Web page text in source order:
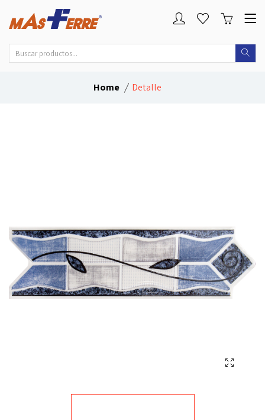
Home Detalle